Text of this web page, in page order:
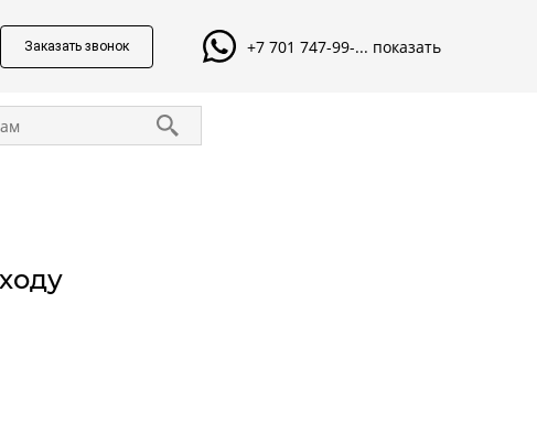
Заказать звонок +7 701 747-99-... показать